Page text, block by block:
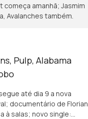
começa amanhã; Jasmim
Avalanches também.
Pulp, Alabama
até dia 9 a nova
documentário de Florian
à salas; novo single: